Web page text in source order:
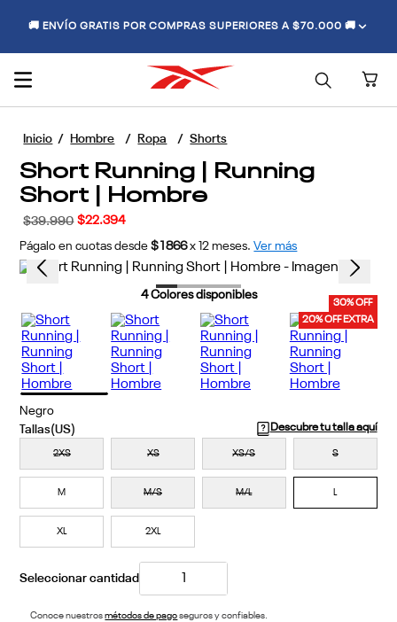
🚚 ENVÍO GRATIS POR COMPRAS SUPERIORES A $70.000 🚚
Hombre Ropa Shorts
Short Running | Running
Short | Hombre
$39.990 $22.394
Págalo en cuotas desde $1866 x 12 meses. Ver más
30% OFF
20% OFF EXTRA
4Colores disponibles
Negro
Descubre tu talla aquí
2XS XS XS/S S
M M/S M/L L
XL 2XL
Conoce nuestrosmétodos de pagoseguros y confiables.